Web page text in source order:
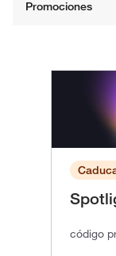
código